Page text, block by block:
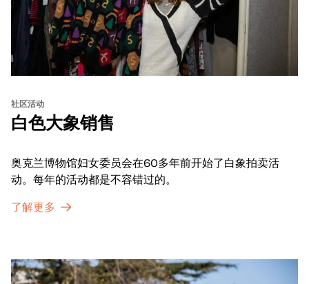
社区活动
白色大象销售
奥克兰博物馆妇女委员会在60多年前开始了白象拍卖活
动。每年的活动都是不容错过的。
了解更多